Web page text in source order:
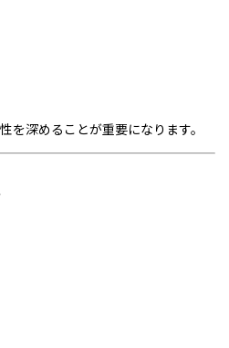
を深めることが重要になります。